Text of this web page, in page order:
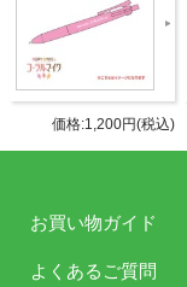
発売元
販売元
タ
式
ード
商品番
価格:1,200円(税込)
お買い物ガイド
よくあるご質問